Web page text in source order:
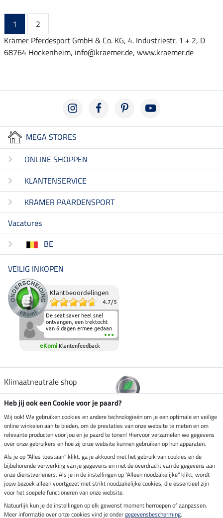
1
2
Krämer Pferdesport GmbH & Co. KG, 4. Industriestr. 1 + 2, D
68764 Hockenheim, info@kraemer.de, www.kraemer.de
MEGA STORES
ONLINE SHOPPEN
KLANTENSERVICE
KRAMER PAARDENSPORT
Vacatures
BE
VEILIG INKOPEN
Klantbeoordelingen
4.7/5
De seat saver heel snel
ontvangen, een trektocht
van 6 dagen ermee gedaan
en deze heeft de beproeving
fantastisch doorstaan.
Heerlijk zacht om op te
elkaar in het zadel.
eKomi Klantenfeedback
Klimaatneutrale shop
Verzending per
Veilig betalen met
Impressum
Heb jij ook een Cookie voor je paard?
Wij ook! We gebruiken cookies en andere technologieën om je een optimale en veilige
online winkelen aan te bieden, om de prestaties van onze website te meten en om
relevante producten voor jou en je paard te tonen! Hiervoor verzamelen we gegevens
over onze gebruikers en hoe zij onze website kunnen gebruiken op hun apparaten.
Als je op "Alles toestaan" klikt, ga je akkoord met het gebruik van cookies en de
bijbehorende verwerking van je gegevens en met de overdracht van de gegevens aan
onze dienstverleners. Als je in de instellingen op "Alleen noodzakelijke" klikt, wordt
jouw bezoek alleen voortgezet met strikt noodzakelijke cookies, die essentieel zijn
voor het soepele functioneren van onze website.
Natuurlijk kun je de instellingen op elk gewenst moment herroepen of aanpassen.
Meer informatie over onze cookies vind je ondergegevensbescherming.